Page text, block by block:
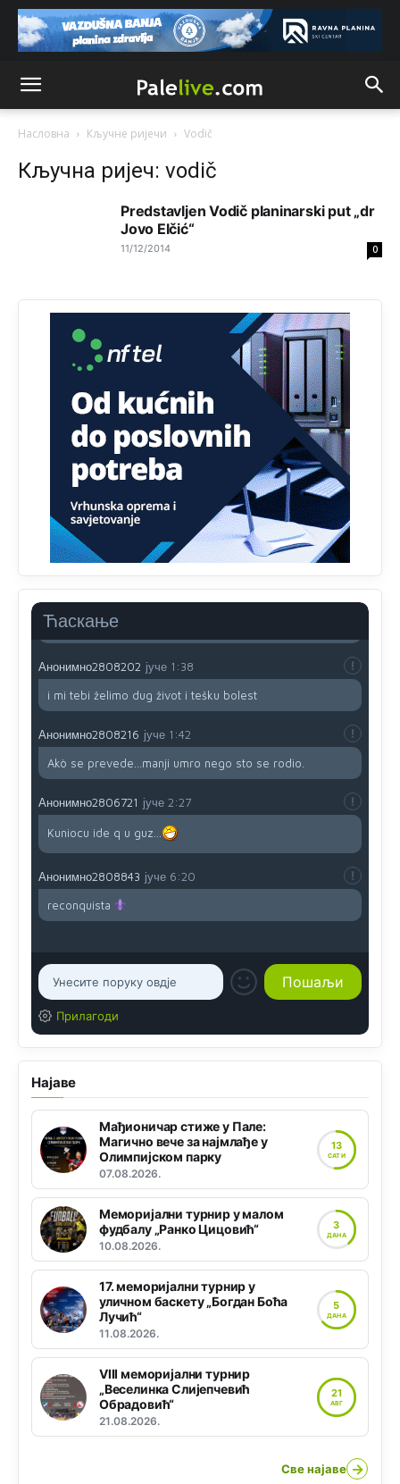
Насловна Кључне ријечи Vodič
Кључна ријеч: vodič
Predstavljen Vodič planinarski put „dr
Jovo Elčić“
11/12/2014 0
Ћаскање
Анонимно2806721 јуче
11:21
arapa po Palama i Jahorini,ostavljaju vam pare a vi se
smeškate .Da ne bi možda da vam šalju poštom a da ne
dolaze? Kurko
БиХ није гласала да је тзв.Косово држава. Лупаш ко к у
Анонимно2807895 јуче 12:16
Анонимно2807895 јуче 12:18
Drzi pod kontrolom tri stvari jezik,karakter i
ponasanje...Uzivotu brani tri stvari:cast,prijatelja i
slabije.Iz zivota iskljuci tri stvari uvredu,neznanje i
dok si ziv gaji tri stvari dobrotu,pamet i
prijateljstvo!!
Анонимно2806721 јуче 12:39
791 BiH nije priznala Kosovo kao nezavisnu državu jer
genocidna tvorevina pravi smetnju a recimo Srbija je
davnopriznala.Nasvakom proizvodu iz Srbije stoji -
uvoznik za Kosovo
Анонимно2806721 јуче 12:45
da brani? A imamo vojsku Kosova kojoj želimo svako
dobro i da se što bolje opreme
Анонимно2808202 јуче 1:38
i mi tebi želimo dug život i tešku bolest
Анонимно2808216 јуче 1:42
Akò se prevede...manji umro nego sto se rodio.
Анонимно2806721 јуче 2:27
Kuniocu ide q u guz...
Анонимно2808843 јуче 6:20
reconquista
Прилагоди
Најаве
Мађионичар стиже у Пале:
Магично вече за најмлађе у
Олимпијском парку
07.08.2026.
13
САТИ
Меморијални турнир у малом
фудбалу „Ранко Цицовић“
10.08.2026.
3
ДАНА
17. меморијални турнир у
уличном баскету „Богдан Боћа
Лучић“
11.08.2026.
5
ДАНА
VIII меморијални турнир
„Веселинка Слијепчевић
Обрадовић“
21.08.2026.
21
АВГ
Све најаве →